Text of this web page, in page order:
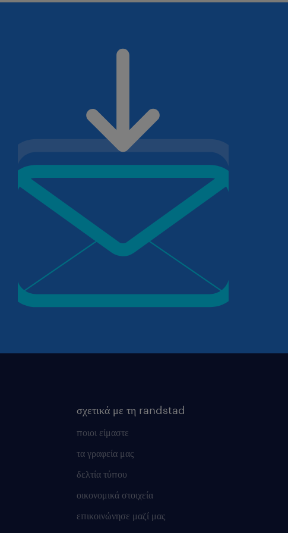
σχετικά με τη randstad
ποιοι είμαστε
τα γραφεία μας
δελτία τύπου
οικονομικά στοιχεία
επικοινώνησε μαζί μας